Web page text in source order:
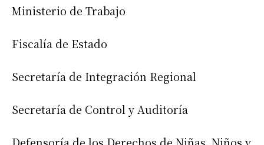
Ministerio de Trabajo
Fiscalía de Estado
Secretaría de Integración Regional
Secretaría de Control y Auditoría
Defensoría de los Derechos de Niñas, Niños y